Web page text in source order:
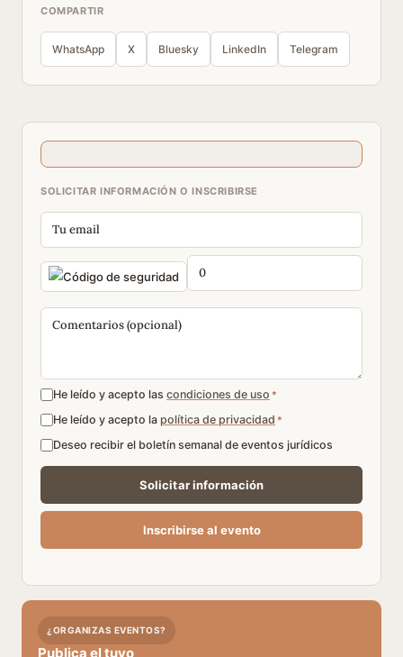
COMPARTIR
WhatsApp X Bluesky LinkedIn Telegram
SOLICITAR INFORMACIÓN O INSCRIBIRSE
He leído y acepto las condiciones de uso *
He leído y acepto la política de privacidad *
Deseo recibir el boletín semanal de eventos jurídicos
¿ORGANIZAS EVENTOS?
Publica el tuyo